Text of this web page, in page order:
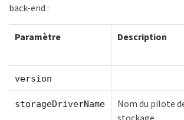
back-end :
Paramètre Description
version
storageDriverName
Nom du pilote
stockage